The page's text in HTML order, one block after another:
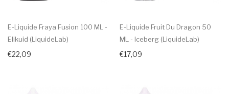
E-Liquide Fraya Fusion 100 ML -
Elikuid (LiquideLab)
€22,09
E-Liquide Fruit Du Dragon 50
ML - Iceberg (LiquideLab)
€17,09